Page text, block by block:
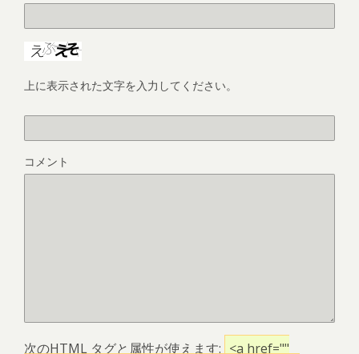
上に表示された文字を入力してください。
コメント
次のHTML タグと属性が使えます: <a href=""